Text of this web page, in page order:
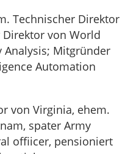
Technischer Direktor
Direktor von World
Mitgründer
Automation
von Virginia, ehem.
spater Army
offiicer, pensioniert